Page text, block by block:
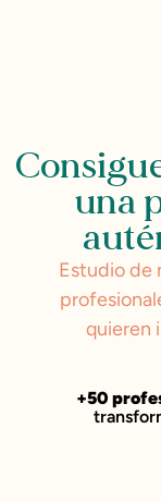
una
Estudio de
quieren
+50